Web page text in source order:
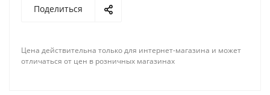
Поделиться
Цена действительна только для интернет-магазина и может
отличаться от цен в розничных магазинах